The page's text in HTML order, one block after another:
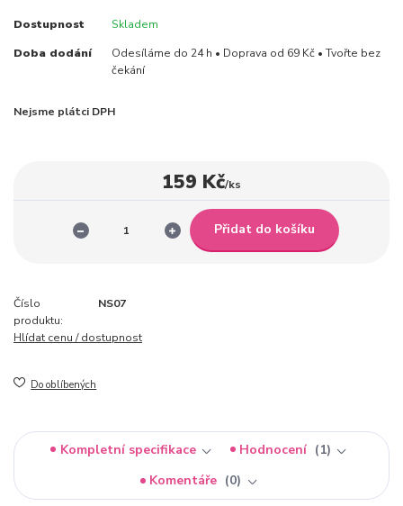
Dostupnost Skladem
Doba dodání
Odesíláme do 24 h • Doprava od 69 Kč • Tvořte bez
čekání
Nejsme plátci DPH
159 Kč/ks
Přidat do košíku
Číslo
produktu:
NS07
Hlídat cenu / dostupnost
Do oblíbených
Kompletní specifikace Hodnocení
1
Komentáře
0